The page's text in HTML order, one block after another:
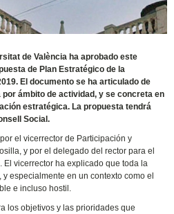
de València ha aprobado este
de Plan Estratégico de la
El documento se ha articulado de
ámbito de actividad, y se concreta en
estratégica. La propuesta tendrá
Social.
el vicerrector de Participación y
y por el delegado del rector para el
El vicerrector ha explicado que toda la
especialmente en un contexto como el
e incluso hostil.
los objetivos y las prioridades que